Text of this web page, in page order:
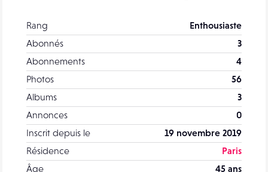
Rang
Enthousiaste
Abonnés
3
Abonnements
4
Photos
56
Albums
3
Annonces
0
Inscrit depuis le
19 novembre 2019
Résidence
Paris
Âge
45 ans